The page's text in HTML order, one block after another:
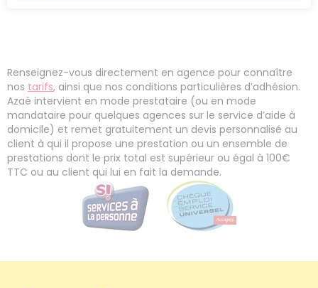
Renseignez-vous directement en agence pour connaître
nos tarifs, ainsi que nos conditions particulières d’adhésion.
Azaé intervient en mode prestataire (ou en mode
mandataire pour quelques agences sur le service d’aide à
domicile) et remet gratuitement un devis personnalisé au
client à qui il propose une prestation ou un ensemble de
prestations dont le prix total est supérieur ou égal à 100€
TTC ou au client qui lui en fait la demande.